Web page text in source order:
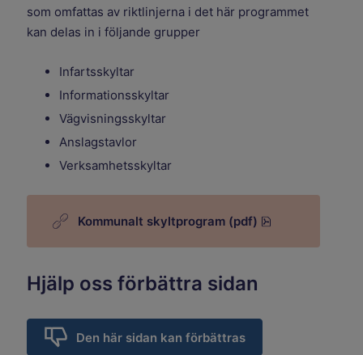
som omfattas av riktlinjerna i det här programmet
kan delas in i följande grupper
Infartsskyltar
Informationsskyltar
Vägvisningsskyltar
Anslagstavlor
Verksamhetsskyltar
Kommunalt skyltprogram (pdf)
Hjälp oss förbättra sidan
Den här sidan kan förbättras